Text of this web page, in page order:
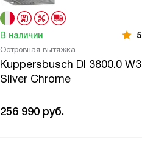
В наличии 5
Островная вытяжка
Kuppersbusch DI 3800.0 W3
Silver Chrome
256 990 руб.